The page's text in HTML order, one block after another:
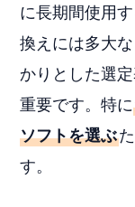
に長期間使用
換えには多大
かりとした選
重要です。特に
ソフトを選ぶ
す。